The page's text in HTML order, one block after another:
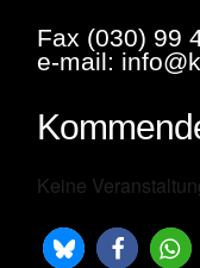
Fax (030) 99
e-mail:
Keine